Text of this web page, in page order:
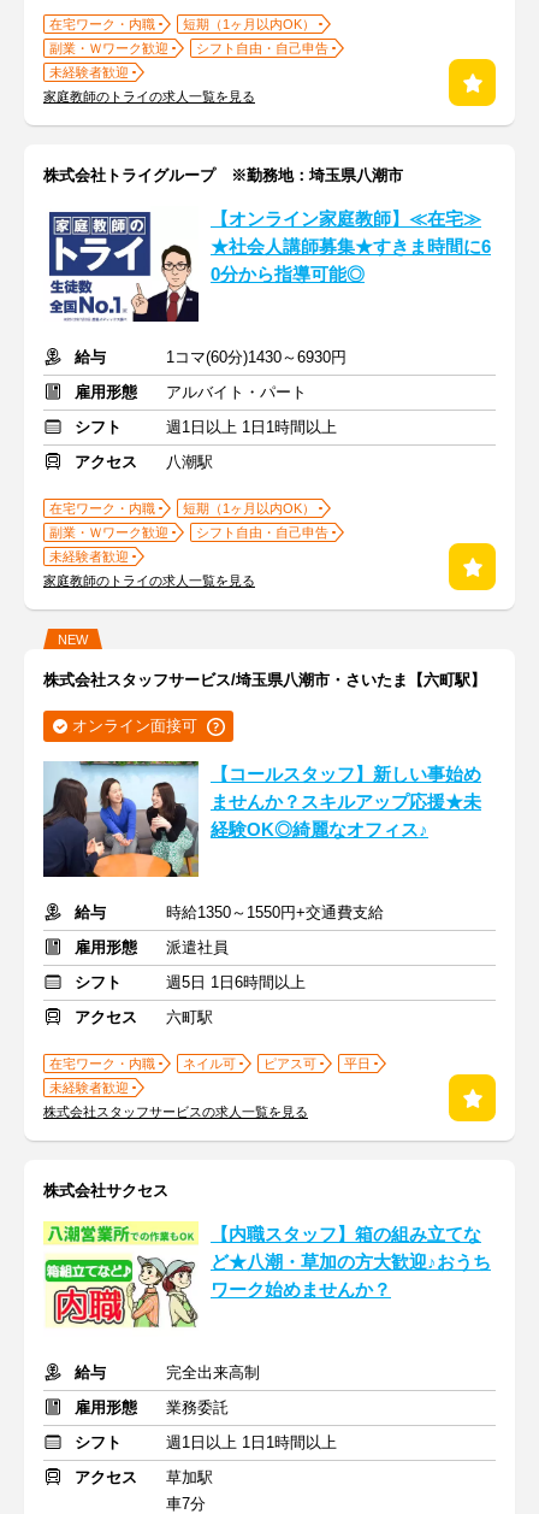
在宅ワーク・内職
短期（1ヶ月以内OK）
副業・Ｗワーク歓迎
シフト自由・自己申告
未経験者歓迎
家庭教師のトライの求人一覧を見る
株式会社トライグループ ※勤務地：埼玉県八潮市
【オンライン家庭教師】≪在宅≫
★社会人講師募集★すきま時間に6
0分から指導可能◎
給与
1コマ(60分)1430～6930円
雇用形態
アルバイト・パート
シフト
週1日以上 1日1時間以上
アクセス
八潮駅
在宅ワーク・内職
短期（1ヶ月以内OK）
副業・Ｗワーク歓迎
シフト自由・自己申告
未経験者歓迎
家庭教師のトライの求人一覧を見る
NEW
株式会社スタッフサービス/埼玉県八潮市・さいたま【六町駅】
オンライン面接可
【コールスタッフ】新しい事始め
ませんか？スキルアップ応援★未
経験OK◎綺麗なオフィス♪
給与
時給1350～1550円+交通費支給
雇用形態
派遣社員
シフト
週5日 1日6時間以上
アクセス
六町駅
在宅ワーク・内職 ネイル可 ピアス可
平日
未経験者歓迎
株式会社スタッフサービスの求人一覧を見る
株式会社サクセス
【内職スタッフ】箱の組み立てな
ど★八潮・草加の方大歓迎♪おうち
ワーク始めませんか？
給与
完全出来高制
雇用形態
業務委託
シフト
週1日以上 1日1時間以上
アクセス
草加駅
車7分